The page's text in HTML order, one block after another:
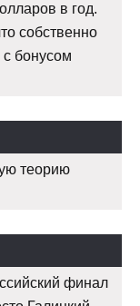
в год.
собственно
бонусом
теорию
финал